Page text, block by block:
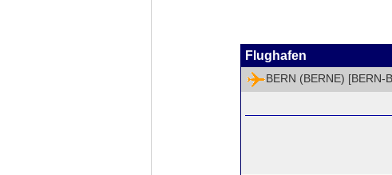
Flughafen
BERN (BERNE) [BERN-